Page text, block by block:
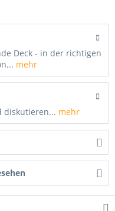
Deck - in der richtigen
mehr
diskutieren... mehr